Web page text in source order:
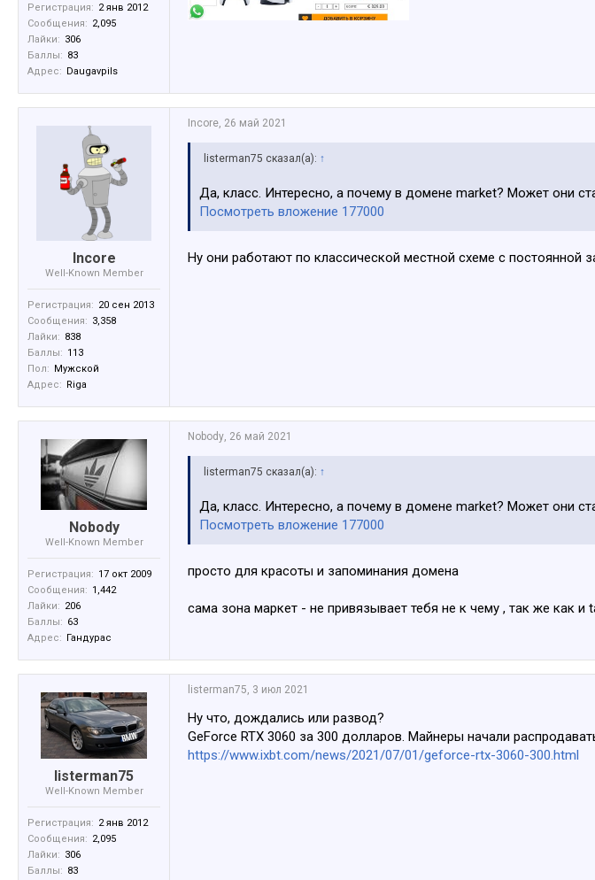
Регистрация: 2 янв 2012
Сообщения: 2,095
Лайки: 306
Баллы: 83
Адрес: Daugavpils
Incore
Well-Known Member
Регистрация: 20 сен 2013
Сообщения: 3,358
Лайки: 838
Баллы: 113
Пол: Мужской
Адрес: Riga
Incore, 26 май 2021
listerman75 сказал(а): ↑
Да, класс. Интересно, а почему в домене market? Может они
Посмотреть вложение 177000
Ну они работают по классической местной схеме с
Nobody
Well-Known Member
Регистрация: 17 окт 2009
Сообщения: 1,442
Лайки: 206
Баллы: 63
Адрес: Гандурас
Nobody, 26 май 2021
listerman75 сказал(а): ↑
Да, класс. Интересно, а почему в домене market? Может они
Посмотреть вложение 177000
просто для красоты и запоминания домена
сама зона маркет - не привязывает тебя не к чему , так же как и
listerman75
Well-Known Member
Регистрация: 2 янв 2012
Сообщения: 2,095
Лайки: 306
Баллы: 83
listerman75, 3 июл 2021
Ну что, дождались или развод?
GeForce RTX 3060 за 300 долларов. Майнеры начали
https://www.ixbt.com/news/2021/07/01/geforce-rtx-3060-300.html